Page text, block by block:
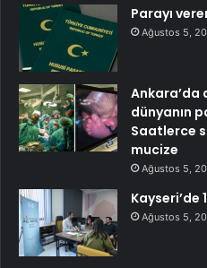
Parayı
Ağustos 5,
Ankara’da
dünyanın
Saatlerce
mucize
Ağustos 5,
Ağustos 5,